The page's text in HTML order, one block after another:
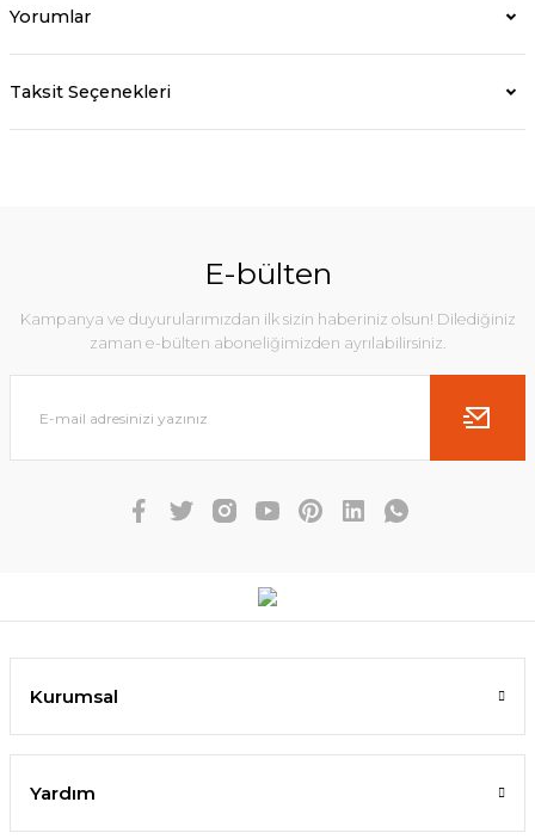
Yorumlar
Taksit Seçenekleri
E-bülten
Kampanya ve duyurularımızdan ilk sizin haberiniz olsun! Dilediğiniz
zaman e-bülten aboneliğimizden ayrılabilirsiniz.
Kurumsal
Yardım